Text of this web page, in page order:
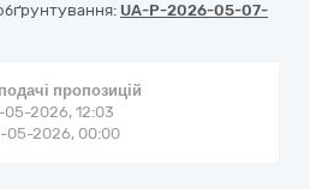
UA-P-2026-05-07-
пропозицій
05-2026, 12:03
05-2026, 00:00